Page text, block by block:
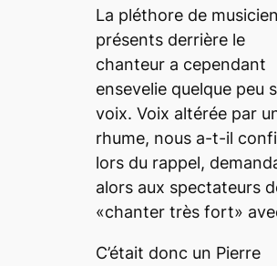
La pléthore de
présents derrière le
chanteur a cependant
ensevelie quelque peu
voix. Voix altérée par
rhume, nous a-t-il
lors du rappel,
alors aux spectateurs
«chanter très fort»
C’était donc un Pierre